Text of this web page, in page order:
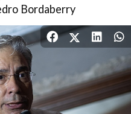
Bordaberry